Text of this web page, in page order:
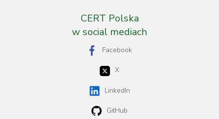
CERT Polska
w social mediach
Facebook
X
LinkedIn
GitHub